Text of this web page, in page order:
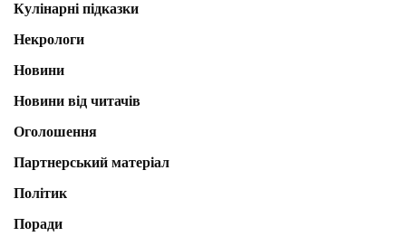
Кулінарні підказки
Некрологи
Новини
Новини від читачів
Оголошення
Партнерський матеріал
Політик
Поради